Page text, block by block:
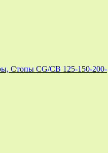
Стопы CG/CB 125-150-200-